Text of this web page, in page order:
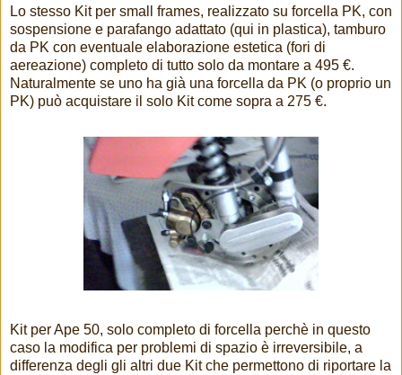
Lo stesso Kit per small frames, realizzato su forcella PK, con
sospensione e parafango adattato (qui in plastica), tamburo
da PK con eventuale elaborazione estetica (fori di
aereazione) completo di tutto solo da montare a 495 €.
Naturalmente se uno ha già una forcella da PK (o proprio un
PK) può acquistare il solo Kit come sopra a 275 €.
Kit per Ape 50, solo completo di forcella perchè in questo
caso la modifica per problemi di spazio è irreversibile, a
differenza degli gli altri due Kit che permettono di riportare la